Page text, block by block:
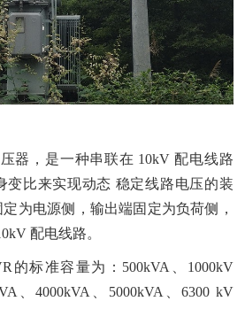
器，是一种串联在 10kV 配电线路
变比来实现动态 稳定线路电压的装
为电源侧，输出端固定为负荷侧，
配电线路。
的标准容量为：500kVA、1000kV
、4000kVA、5000kVA、6300 kV